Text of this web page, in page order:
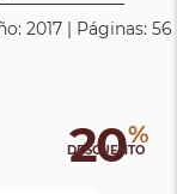
2017 | Páginas: 56
20%
DESCUENTO